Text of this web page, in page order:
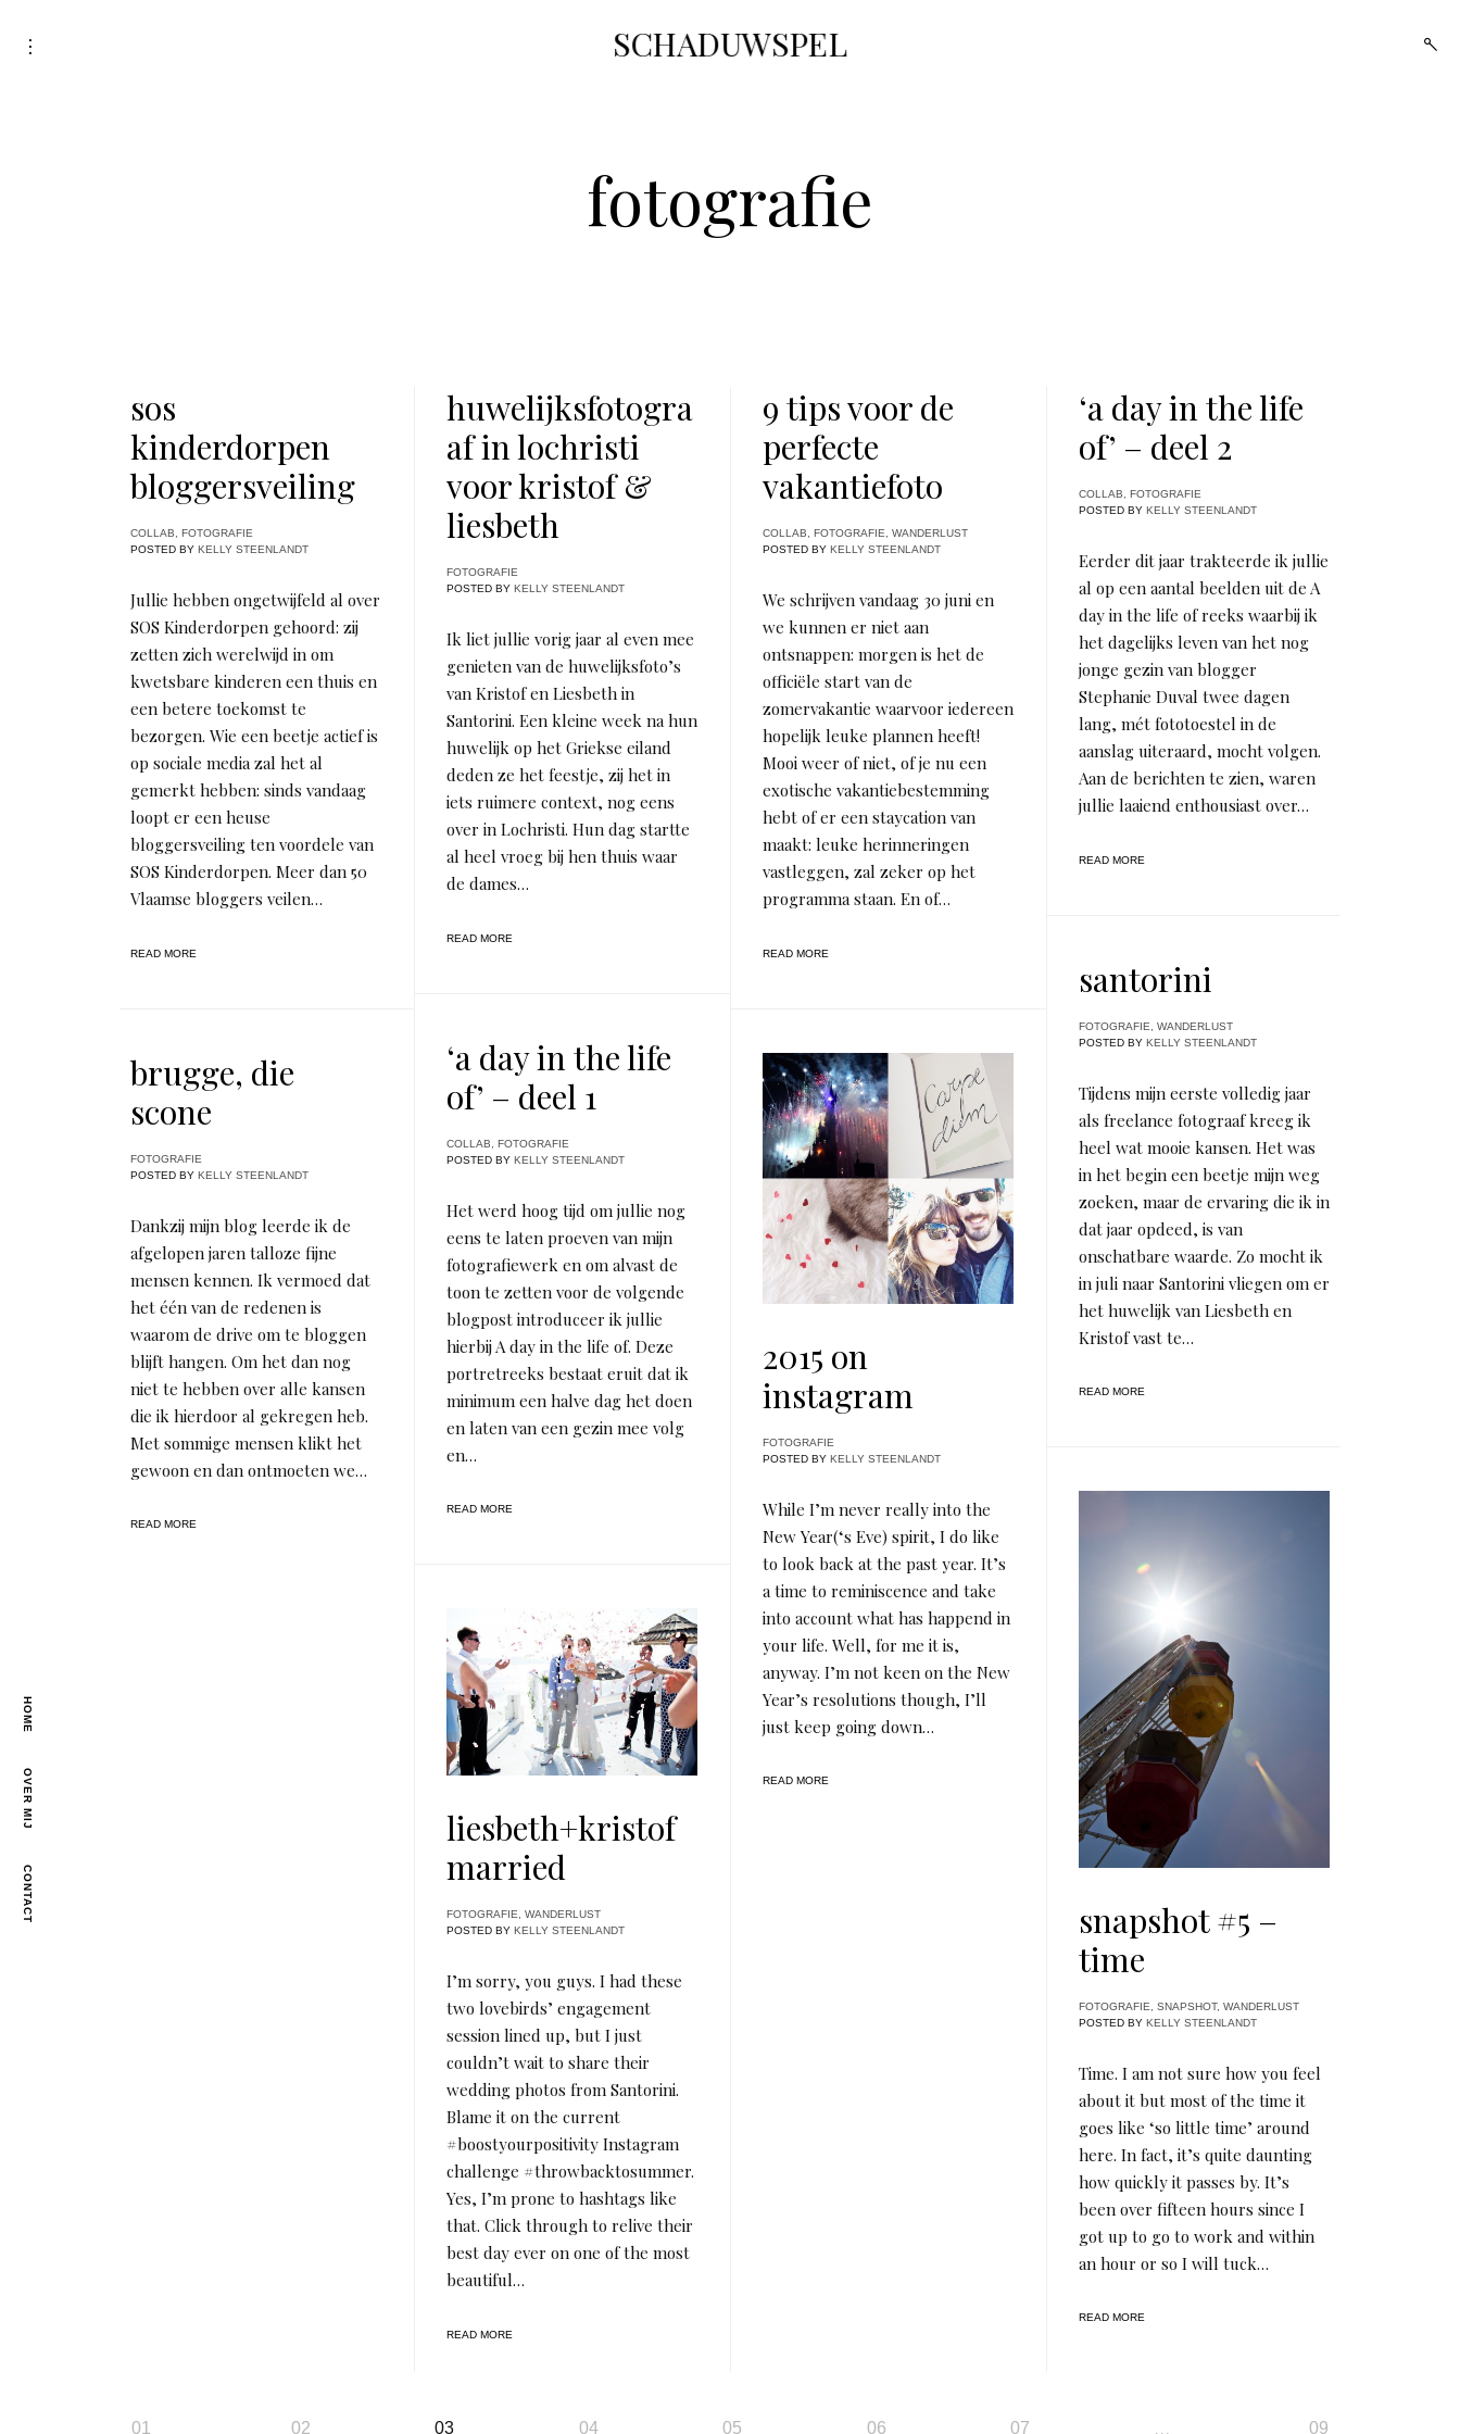
SCHADUWSPEL
toggle
HOME
OVER MIJ
CONTACT
open
fotografie
sos
kinderdorpen
bloggersveiling
COLLAB
FOTOGRAFIE
POSTED BY KELLY STEENLANDT
Jullie hebben ongetwijfeld al over
SOS Kinderdorpen gehoord: zij
zetten zich werelwijd in om
kwetsbare kinderen een thuis en
een betere toekomst te
bezorgen. Wie een beetje actief is
op sociale media zal het al
gemerkt hebben: sinds vandaag
loopt er een heuse
bloggersveiling ten voordele van
SOS Kinderdorpen. Meer dan 50
Vlaamse bloggers veilen…
READ MORE
huwelijksfotogra
af in lochristi
voor kristof &
liesbeth
FOTOGRAFIE
POSTED BY KELLY STEENLANDT
Ik liet jullie vorig jaar al even mee
genieten van de huwelijksfoto’s
van Kristof en Liesbeth in
Santorini. Een kleine week na hun
huwelijk op het Griekse eiland
deden ze het feestje, zij het in
iets ruimere context, nog eens
over in Lochristi. Hun dag startte
al heel vroeg bij hen thuis waar
de dames…
READ MORE
9 tips voor de
perfecte
vakantiefoto
COLLAB FOTOGRAFIE
WANDERLUST
POSTED BY KELLY STEENLANDT
We schrijven vandaag 30 juni en
we kunnen er niet aan
ontsnappen: morgen is het de
officiële start van de
zomervakantie waarvoor iedereen
hopelijk leuke plannen heeft!
Mooi weer of niet, of je nu een
exotische vakantiebestemming
hebt of er een staycation van
maakt: leuke herinneringen
vastleggen, zal zeker op het
programma staan. En of…
READ MORE
‘a day in the life
of’ – deel 2
COLLAB
FOTOGRAFIE
POSTED BY KELLY STEENLANDT
Eerder dit jaar trakteerde ik jullie
al op een aantal beelden uit de A
day in the life of reeks waarbij ik
het dagelijks leven van het nog
jonge gezin van blogger
Stephanie Duval twee dagen
lang, mét fototoestel in de
aanslag uiteraard, mocht volgen.
Aan de berichten te zien, waren
jullie laaiend enthousiast over…
READ MORE
santorini
FOTOGRAFIE
WANDERLUST
POSTED BY KELLY STEENLANDT
Tijdens mijn eerste volledig jaar
als freelance fotograaf kreeg ik
heel wat mooie kansen. Het was
in het begin een beetje mijn weg
zoeken, maar de ervaring die ik in
dat jaar opdeed, is van
onschatbare waarde. Zo mocht ik
in juli naar Santorini vliegen om er
het huwelijk van Liesbeth en
Kristof vast te…
READ MORE
‘a day in the life
of’ – deel 1
COLLAB
FOTOGRAFIE
POSTED BY KELLY STEENLANDT
Het werd hoog tijd om jullie nog
eens te laten proeven van mijn
fotografiewerk en om alvast de
toon te zetten voor de volgende
blogpost introduceer ik jullie
hierbij A day in the life of. Deze
portretreeks bestaat eruit dat ik
minimum een halve dag het doen
en laten van een gezin mee volg
en…
READ MORE
brugge, die
scone
FOTOGRAFIE
POSTED BY KELLY STEENLANDT
Dankzij mijn blog leerde ik de
afgelopen jaren talloze fijne
mensen kennen. Ik vermoed dat
het één van de redenen is
waarom de drive om te bloggen
blijft hangen. Om het dan nog
niet te hebben over alle kansen
die ik hierdoor al gekregen heb.
Met sommige mensen klikt het
gewoon en dan ontmoeten we…
READ MORE
2015 on
instagram
FOTOGRAFIE
POSTED BY KELLY STEENLANDT
While I’m never really into the
New Year(‘s Eve) spirit, I do like
to look back at the past year. It’s
a time to reminiscence and take
into account what has happend in
your life. Well, for me it is,
anyway. I’m not keen on the New
Year’s resolutions though, I’ll
just keep going down…
READ MORE
snapshot #5 –
time
FOTOGRAFIE SNAPSHOT, WANDERLUST
POSTED BY KELLY STEENLANDT
Time. I am not sure how you feel
about it but most of the time it
goes like ‘so little time’ around
here. In fact, it’s quite daunting
how quickly it passes by. It’s
been over fifteen hours since I
got up to go to work and within
an hour or so I will tuck…
READ MORE
liesbeth+kristof
married
FOTOGRAFIE
WANDERLUST
POSTED BY KELLY STEENLANDT
I’m sorry, you guys. I had these
two lovebirds’ engagement
session lined up, but I just
couldn’t wait to share their
wedding photos from Santorini.
Blame it on the current
#boostyourpositivity Instagram
challenge #throwbacktosummer.
Yes, I’m prone to hashtags like
that. Click through to relive their
best day ever on one of the most
beautiful…
READ MORE
01 02 03 04 05 06 07 … 09